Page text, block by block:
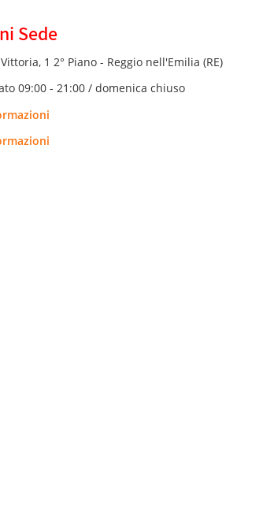
Sede
1 2° Piano - Reggio nell'Emilia (RE)
09:00 - 21:00 / domenica chiuso